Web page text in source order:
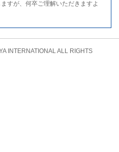
すが、何卒ご理解いただきますよ